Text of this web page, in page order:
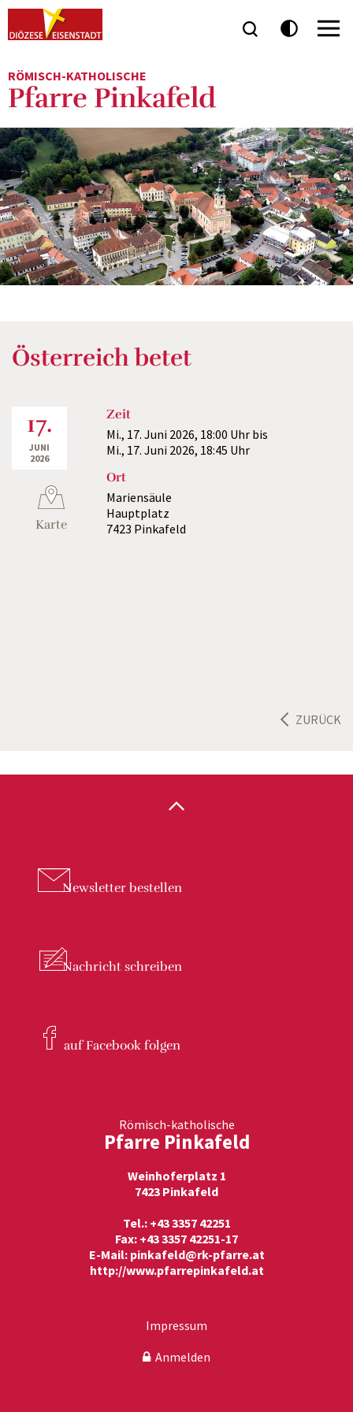
RÖMISCH-KATHOLISCHE
Pfarre Pinkafeld
Österreich betet
17.
JUNI
2026
Karte
Zeit
Mi., 17. Juni 2026, 18:00 Uhr bis
Mi., 17. Juni 2026, 18:45 Uhr
Ort
Mariensäule
Hauptplatz
7423 Pinkafeld
ZURÜCK
Newsletter bestellen
Nachricht schreiben
auf Facebook folgen
Römisch-katholische
Pfarre Pinkafeld
Weinhoferplatz 1
7423 Pinkafeld
Tel.: +43 3357 42251
Fax: +43 3357 42251-17
E-Mail: pinkafeld@rk-pfarre.at
http://www.pfarrepinkafeld.at
Impressum
Anmelden